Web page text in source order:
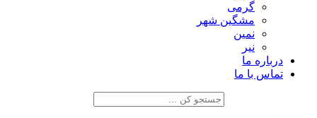
گرمی
مشگین شهر
نمین
نیر
درباره ما
تماس با ما